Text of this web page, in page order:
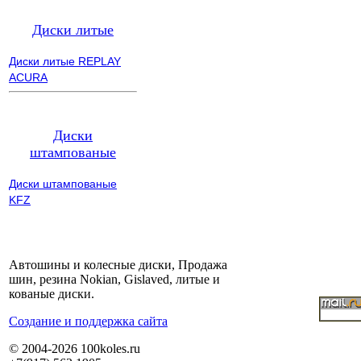
Диски литые
Диски литые REPLAY
ACURA
Диски
штампованые
Диски штампованые
KFZ
Автошины и колесные диски, Продажа
шин, резина Nokian, Gislaved, литые и
кованые диски.
Cоздание и поддержка сайта
© 2004-2026 100koles.ru